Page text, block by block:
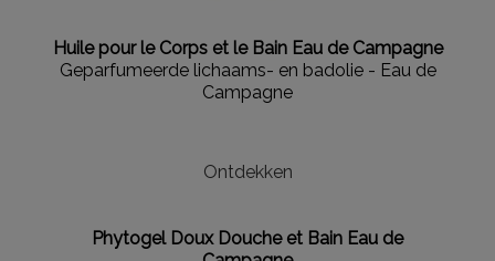
Huile pour le Corps et le Bain Eau de Campagne
Geparfumeerde lichaams- en badolie - Eau de
Campagne
Ontdekken
Phytogel Doux Douche et Bain Eau de